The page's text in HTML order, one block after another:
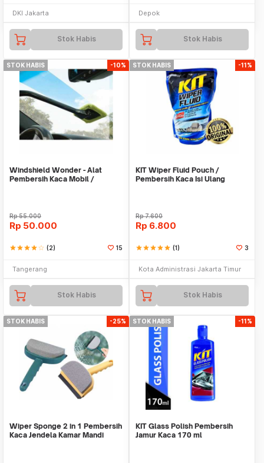
DKI Jakarta
Stok Habis
Depok
Stok Habis
STOK HABIS -10%
Windshield Wonder - Alat
Pembersih Kaca Mobil /
Rp55.000
Rp 50.000
starstarstarstarstar_border (2) 15
Tangerang
Stok Habis
STOK HABIS -11%
KIT Wiper Fluid Pouch /
Pembersih Kaca Isi Ulang
Rp7.600
Rp 6.800
starstarstarstarstar (1) 3
Kota Administrasi Jakarta Timur
Stok Habis
STOK HABIS -25%
Wiper Sponge 2 in 1 Pembersih
Kaca Jendela Kamar Mandi
STOK HABIS -11%
KIT Glass Polish Pembersih
Jamur Kaca 170 ml